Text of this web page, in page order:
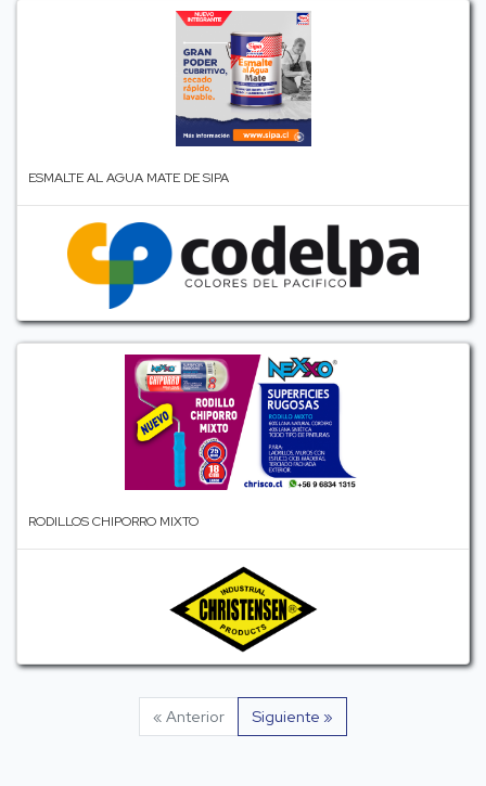
ESMALTE AL AGUA MATE DE SIPA
RODILLOS CHIPORRO MIXTO
« Anterior Siguiente »